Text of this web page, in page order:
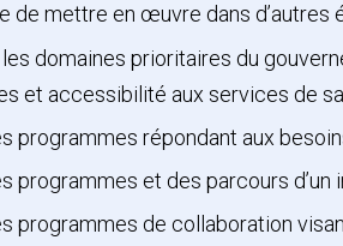
de mettre en œuvre dans
domaines prioritaires du
et accessibilité aux services de
programmes répondant aux
programmes et des parcours
programmes de collaboration